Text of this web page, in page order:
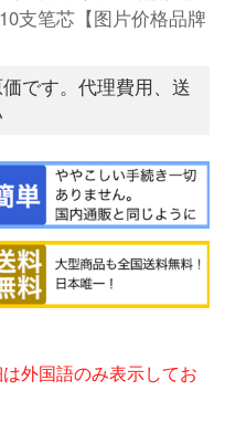
支笔芯【图片价格品牌
です。代理費用、送
外国語のみ表示してお